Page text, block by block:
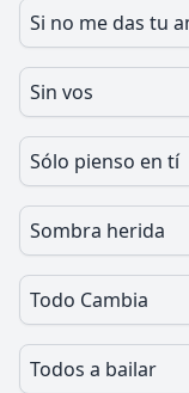
Si no me das tu
Sin vos
Sólo pienso en tí
Sombra herida
Todo Cambia
Todos a bailar